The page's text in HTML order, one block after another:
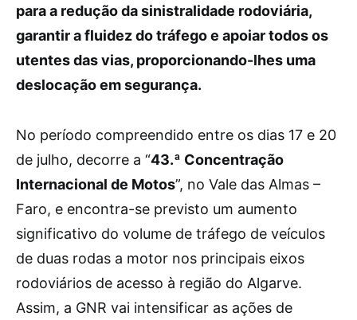
para a redução da sinistralidade rodoviária,
garantir a fluidez do tráfego e apoiar todos os
utentes das vias, proporcionando-lhes uma
deslocação em segurança.
No período compreendido entre os dias 17 e 20
de julho, decorre a “43.ª Concentração
Internacional de Motos”, no Vale das Almas –
Faro, e encontra-se previsto um aumento
significativo do volume de tráfego de veículos
de duas rodas a motor nos principais eixos
rodoviários de acesso à região do Algarve.
Assim, a GNR vai intensificar as ações de